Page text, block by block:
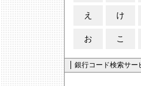
え け
お こ
銀行コード検索サー